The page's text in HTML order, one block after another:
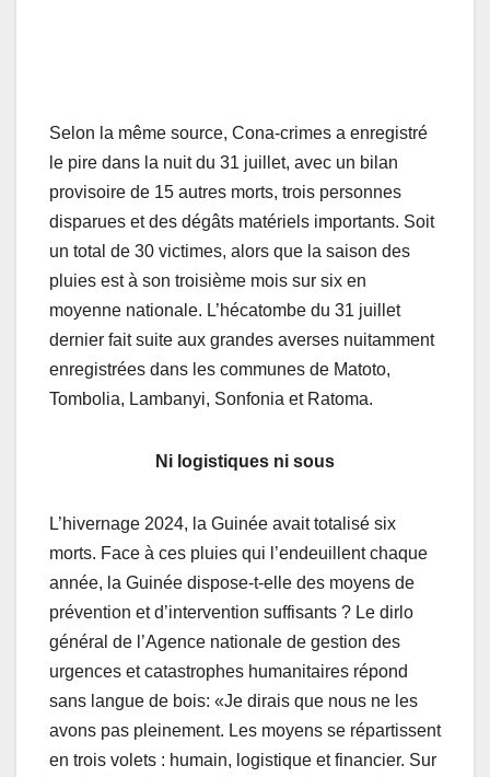
Selon la même source, Cona-crimes a enregistré
le pire dans la nuit du 31 juillet, avec un bilan
provisoire de 15 autres morts, trois personnes
disparues et des dégâts matériels importants. Soit
un total de 30 victimes, alors que la saison des
pluies est à son troisième mois sur six en
moyenne nationale. L’hécatombe du 31 juillet
dernier fait suite aux grandes averses nuitamment
enregistrées dans les communes de Matoto,
Tombolia, Lambanyi, Sonfonia et Ratoma.
Ni logistiques ni sous
L’hivernage 2024, la Guinée avait totalisé six
morts. Face à ces pluies qui l’endeuillent chaque
année, la Guinée dispose-t-elle des moyens de
prévention et d’intervention suffisants ? Le dirlo
général de l’Agence nationale de gestion des
urgences et catastrophes humanitaires répond
sans langue de bois: «Je dirais que nous ne les
avons pas pleinement. Les moyens se répartissent
en trois volets : humain, logistique et financier. Sur